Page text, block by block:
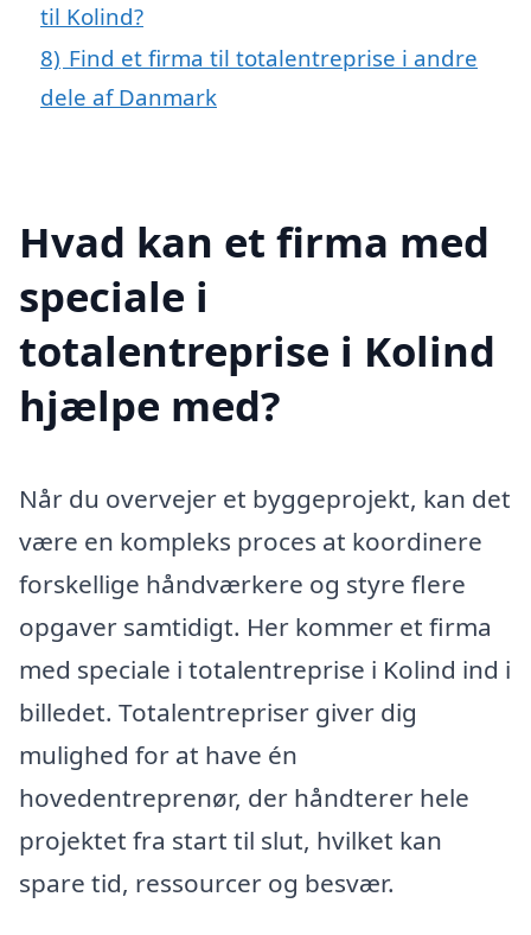
til Kolind?
8) Find et firma til totalentreprise i andre
dele af Danmark
Hvad kan et firma med
speciale i
totalentreprise i Kolind
hjælpe med?
Når du overvejer et byggeprojekt, kan det
være en kompleks proces at koordinere
forskellige håndværkere og styre flere
opgaver samtidigt. Her kommer et firma
med speciale i totalentreprise i Kolind ind i
billedet. Totalentrepriser giver dig
mulighed for at have én
hovedentreprenør, der håndterer hele
projektet fra start til slut, hvilket kan
spare tid, ressourcer og besvær.